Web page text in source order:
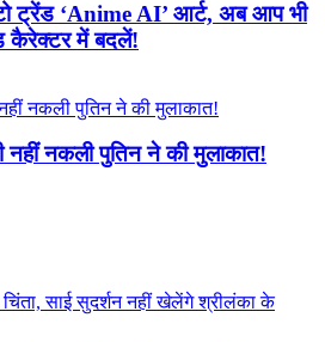
ट्रेंड ‘Anime AI’ आर्ट, अब आप भी
कैरेक्टर में बदलें!
नकली पुतिन ने की मुलाकात!